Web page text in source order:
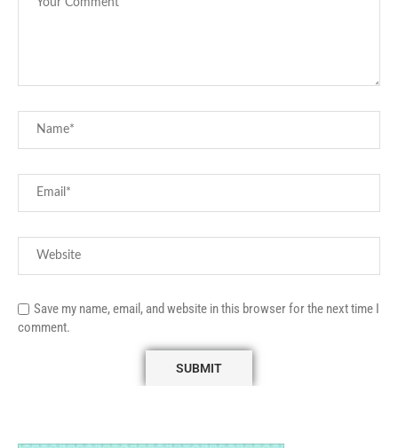
Save my name, email, and website in this browser for the next time I
comment.